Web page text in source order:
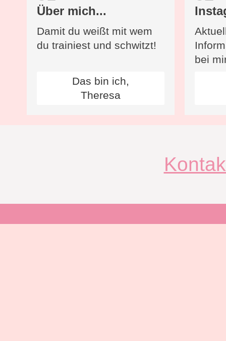
Über mich...
Damit du weißt mit wem
du trainiest und schwitzt!
Das bin ich,
Theresa
bei